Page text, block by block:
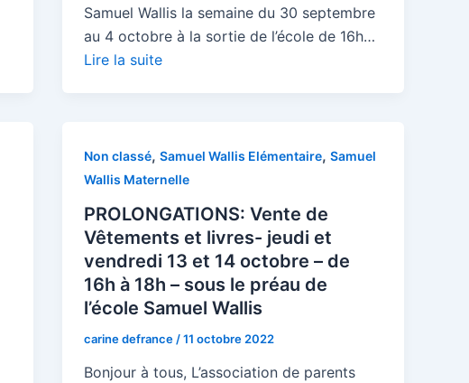
Samuel Wallis la semaine du 30 septembre
au 4 octobre à la sortie de l’école de 16h…
Lire la suite
Non classé,Samuel Wallis Elémentaire,Samuel
Wallis Maternelle
PROLONGATIONS: Vente de
Vêtements et livres- jeudi et
vendredi 13 et 14 octobre – de
16h à 18h – sous le préau de
l’école Samuel Wallis
carine defrance /11 octobre 2022
Bonjour à tous, L’association de parents